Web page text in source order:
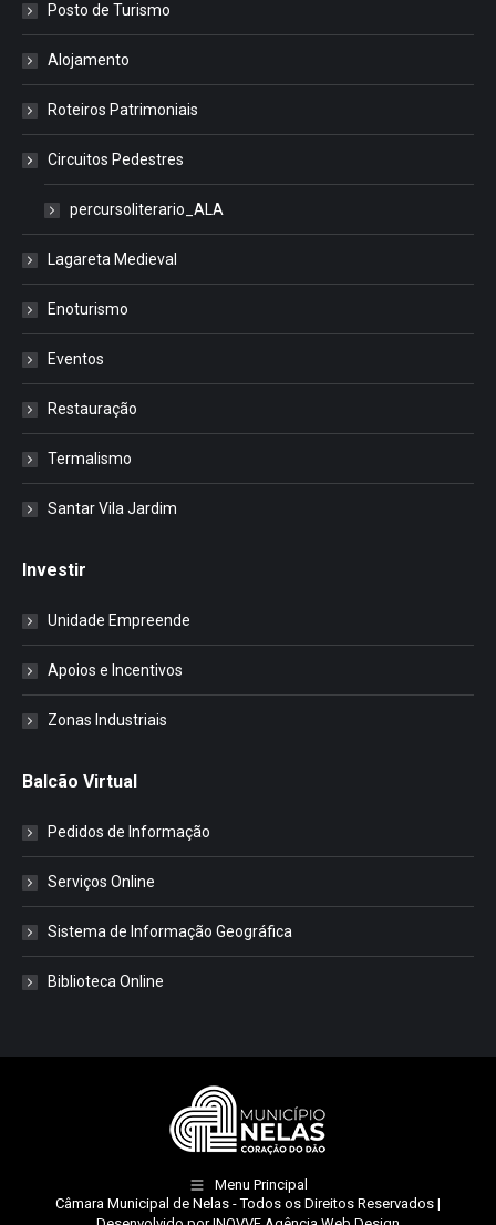
Posto de Turismo
Alojamento
Roteiros Patrimoniais
Circuitos Pedestres
percursoliterario_ALA
Lagareta Medieval
Enoturismo
Eventos
Restauração
Termalismo
Santar Vila Jardim
Investir
Unidade Empreende
Apoios e Incentivos
Zonas Industriais
Balcão Virtual
Pedidos de Informação
Serviços Online
Sistema de Informação Geográfica
Biblioteca Online
Menu Principal
Câmara Municipal de Nelas - Todos os Direitos Reservados |